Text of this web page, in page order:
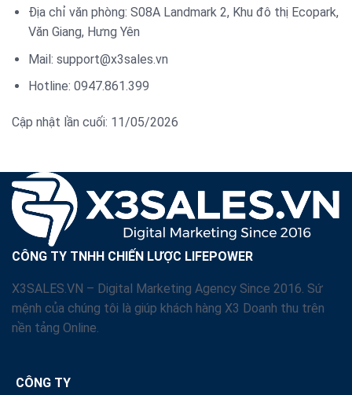
Địa chỉ văn phòng: S08A Landmark 2, Khu đô thị Ecopark,
Văn Giang, Hưng Yên
Mail: support@x3sales.vn
Hotline: 0947.861.399
Cập nhật lần cuối: 11/05/2026
CÔNG TY TNHH CHIẾN LƯỢC LIFEPOWER
X3SALES.VN – Digital Marketing Agency Since 2016. Sứ
mệnh của chúng tôi là giúp khách hàng X3 Doanh thu trên
nền tảng Online.
CÔNG TY